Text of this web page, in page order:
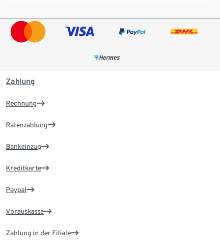
Zahlung
Rechnung
Ratenzahlung
Bankeinzug
Kreditkarte
Paypal
Vorauskasse
Zahlung in der Filiale